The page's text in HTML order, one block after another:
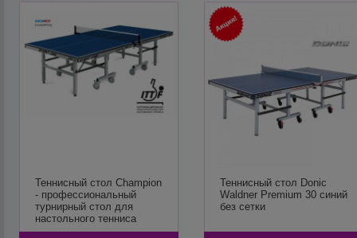
Теннисный стол Champion
- профессиональный
турнирный стол для
настольного тенниса
(ITTF)
Теннисный стол Donic
Waldner Premium 30 синий
без сетки